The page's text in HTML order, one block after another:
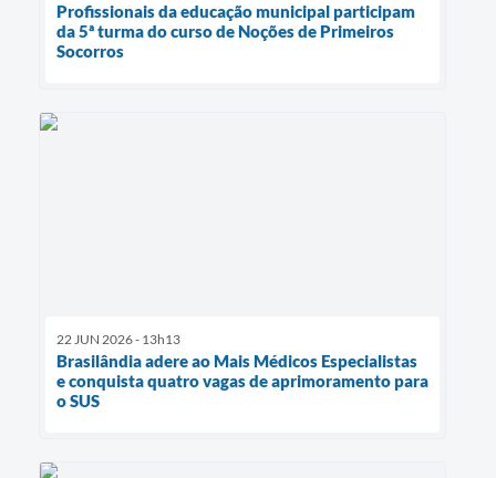
Profissionais da educação municipal participam
da 5ª turma do curso de Noções de Primeiros
Socorros
22 JUN 2026 - 13h13
Brasilândia adere ao Mais Médicos Especialistas
e conquista quatro vagas de aprimoramento para
o SUS